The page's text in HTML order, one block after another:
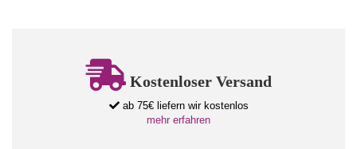
Kostenloser Versand
ab 75€ liefern wir kostenlos
mehr erfahren